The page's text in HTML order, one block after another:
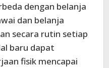
dengan belanja
dan belanja
secara rutin setiap
baru dapat
fisik mencapai